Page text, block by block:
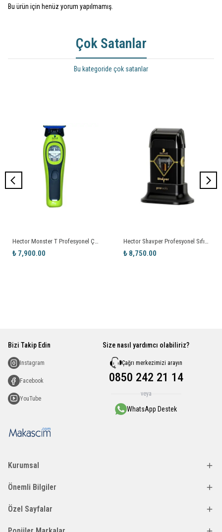
Bu ürün için henüz yorum yapılmamış.
Çok Satanlar
Bu kategoride çok satanlar
Hector Monster T Profesyonel Çizim Makinesi Yeşil
₺ 7,900.00
Hector Shavper Profesyonel Sıfırlama Shaver Makinesi
₺ 8,750.00
Kurumsal
Önemli Bilgiler
Özel Sayfalar
Bizi Takip Edin
Instagram
Facebook
YouTube
Size nasıl yardımcı olabiliriz?
Çağrı merkezimizi arayın
0850 242 21 14
veya
WhatsApp Destek